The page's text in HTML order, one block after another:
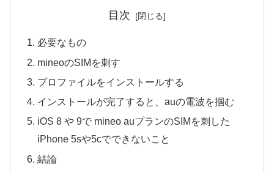
目次
必要なもの
mineoのSIMを刺す
プロファイルをインストールする
インストールが完了すると、auの電波を掴む
iOS 8 や 9で mineo auプランのSIMを刺した
iPhone 5sや5cでできないこと
結論